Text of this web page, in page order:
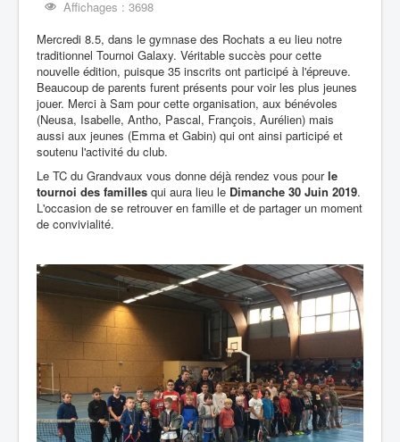
Affichages : 3698
Mercredi 8.5, dans le gymnase des Rochats a eu lieu notre
traditionnel Tournoi Galaxy. Véritable succès pour cette
nouvelle édition, puisque 35 inscrits ont participé à l'épreuve.
Beaucoup de parents furent présents pour voir les plus jeunes
jouer. Merci à Sam pour cette organisation, aux bénévoles
(Neusa, Isabelle, Antho, Pascal, François, Aurélien) mais
aussi aux jeunes (Emma et Gabin) qui ont ainsi participé et
soutenu l'activité du club.
Le TC du Grandvaux vous donne déjà rendez vous pourle
tournoi des familles qui aura lieu le Dimanche 30 Juin 2019.
L'occasion de se retrouver en famille et de partager un moment
de convivialité.